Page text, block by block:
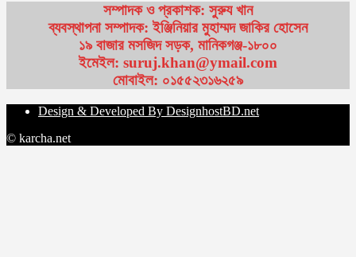
সম্পাদক ও প্রকাশক: সুরুয খান
ব্যবস্থাপনা সম্পাদক: ইঞ্জিনিয়ার মুহাম্মদ জাকির হোসেন
১৯ বাজার মসজিদ সড়ক, মানিকগঞ্জ-১৮০০
ইমেইল: suruj.khan@ymail.com
মোবাইল: ০১৫৫২৩১৬২৫৯
Design & Developed By DesignhostBD.net
© karcha.net